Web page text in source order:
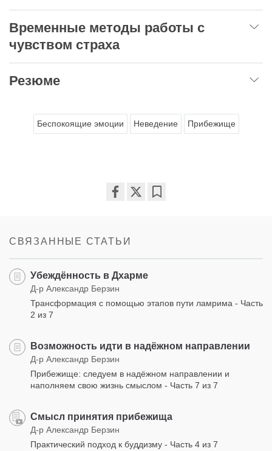
Временные методы работы с
чувством страха
Резюме
Беспокоящие эмоции Неведение Прибежище
СВЯЗАННЫЕ СТАТЬИ
Убеждённость в Дхарме
Д-р Александр Берзин
Трансформация с помощью этапов пути ламрима - Часть
2 из 7
Возможность идти в надёжном направлении
Д-р Александр Берзин
Прибежище: следуем в надёжном направлении и
наполняем свою жизнь смыслом - Часть 7 из 7
Смысл принятия прибежища
Д-р Александр Берзин
Практический подход к буддизму - Часть 4 из 7